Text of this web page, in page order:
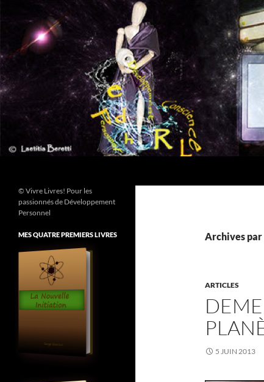
contenu
Archives
ARTICLES
5 JUIN 2013
© Vivre Livres! Pour les
passionnés de Développement
Personnel
MES QUATRE PREMIERS LIVRES